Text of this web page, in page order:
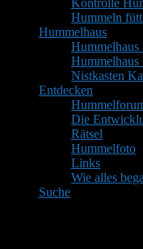
Kontrolle
Hummeln
Hummelhaus
Hummelhaus
Hummelhaus
Nistkasten
Entdecken
Die
Rätsel
Hummelfoto
Links
Wie alles
Suche